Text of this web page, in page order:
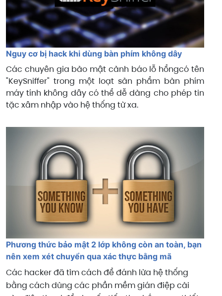
Nguy cơ bị hack khi dùng bàn phím không dây
Các chuyên gia bảo mật cảnh báo lỗ hổngcó tên
"KeySniffer" trong một loạt sản phẩm bàn phím
máy tính không dây có thể dễ dàng cho phép tin
tặc xâm nhập vào hệ thống từ xa.
Phương thức bảo mật 2 lớp không còn an toàn, bạn
nên xem xét chuyển qua xác thực bằng mã
Các hacker đã tìm cách để đánh lừa hệ thống
bằng cách dùng các phần mềm gián điệp cài